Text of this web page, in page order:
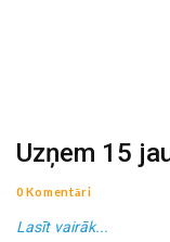
Uzņem 15
0 Komentāri
Lasīt vairāk...